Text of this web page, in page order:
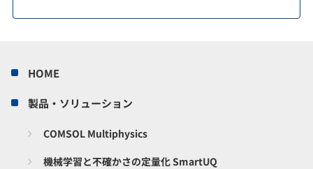
HOME
製品・ソリューション
COMSOL Multiphysics
機械学習と不確かさの定量化 SmartUQ